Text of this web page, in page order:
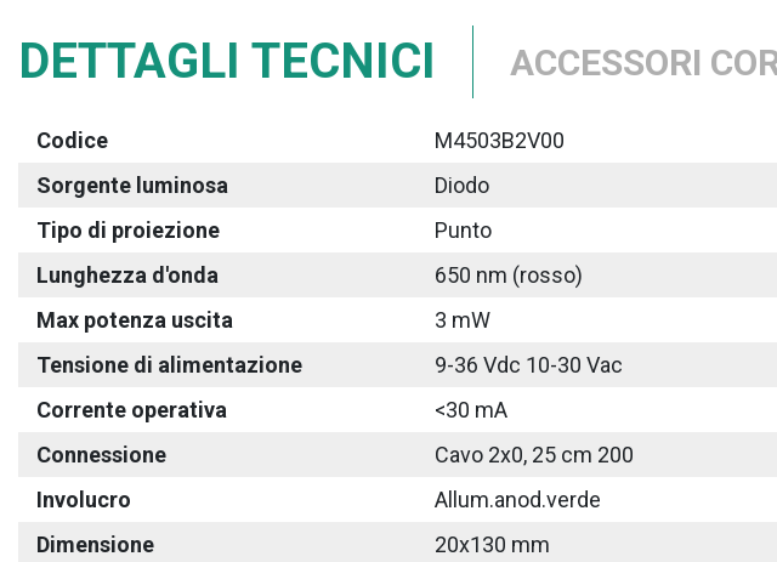
DETTAGLI TECNICI ACCESSORI
Codice
M4503B2V00
Sorgente luminosa
Diodo
Tipo di proiezione
Punto
Lunghezza d'onda
650 nm (rosso)
Max potenza uscita
3 mW
Tensione di alimentazione
9-36 Vdc 10-30 Vac
Corrente operativa
<30 mA
Connessione
Cavo 2x0, 25 cm 200
Involucro
Allum.anod.verde
Dimensione
20x130 mm